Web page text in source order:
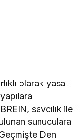
olarak yasa
savcılık ile
sunuculara
Den